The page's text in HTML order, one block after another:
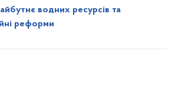
водних ресурсів та
реформи